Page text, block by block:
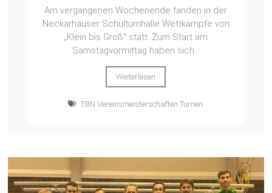
Am vergangenen Wochenende fanden in der
Neckarhäuser Schulturnhalle Wettkämpfe von
„Klein bis Groß“ statt. Zum Start am
Samstagvormittag haben sich...
Weiterlesen
TBN Vereinsmeisterschaften Turnen